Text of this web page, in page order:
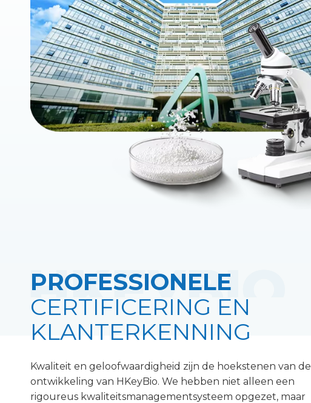
PROFESSIONELE
CERTIFICERING EN
KLANTERKENNING
Kwaliteit en geloofwaardigheid zijn de hoekstenen van de
ontwikkeling van HKeyBio. We hebben niet alleen een
rigoureus kwaliteitsmanagementsysteem opgezet, maar